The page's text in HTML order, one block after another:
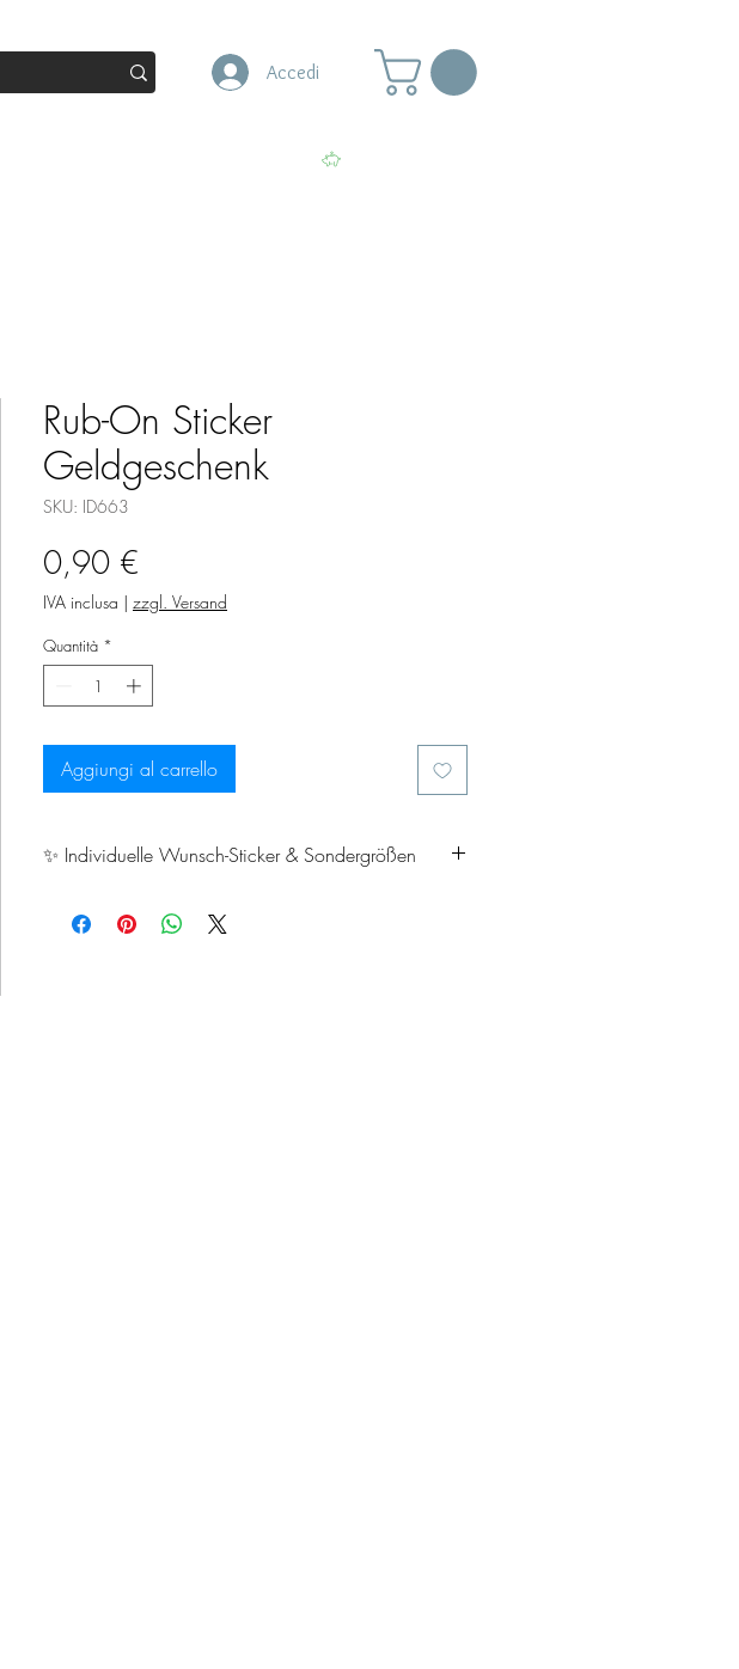
Accedi
Rub-On Sticker
Geldgeschenk
SKU: ID663
0,90 €
IVA inclusa | zzgl. Versand
Quantità *
Aggiungi al carrello
✨ Individuelle Wunsch-Sticker & Sondergrößen
Du möchtest deinen Sticker noch persönlicher